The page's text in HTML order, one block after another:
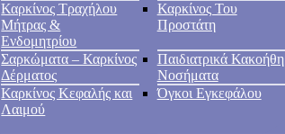
Καρκίνος Τραχήλου
Μήτρας &
Ενδομητρίου
Καρκίνος Του
Προστάτη
Σαρκώματα – Καρκίνος
Δέρματος
Παιδιατρικά Κακοήθη
Νοσήματα
Καρκίνος Κεφαλής και
Λαιμού
Όγκοι Εγκεφάλου